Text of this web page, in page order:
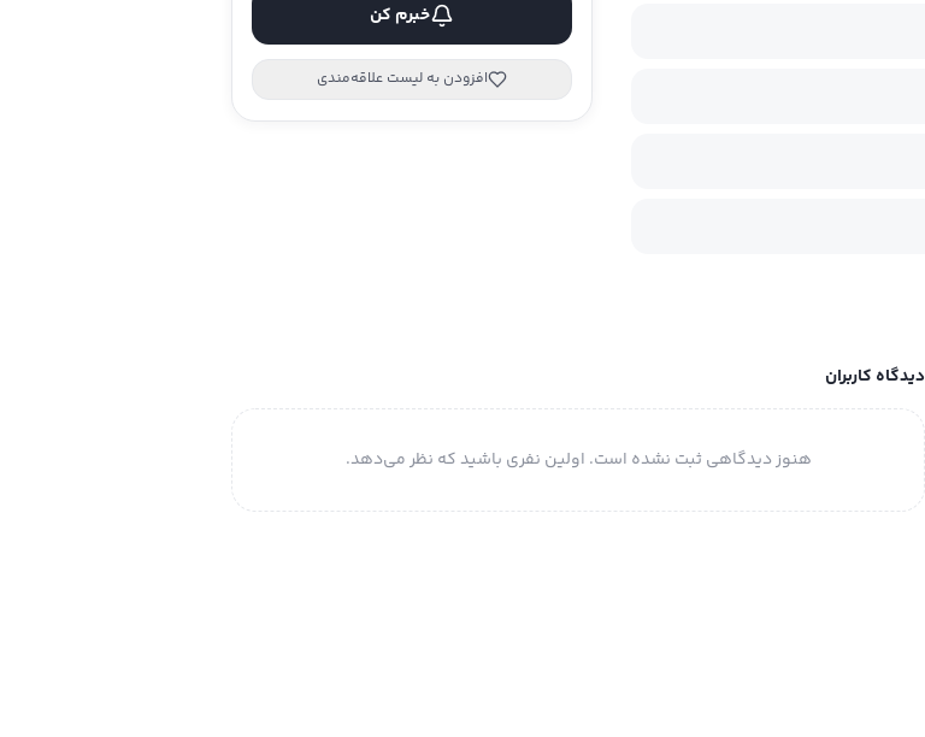
خبرم کن
افزودن به لیست علاقه‌مندی
دیدگاه کاربران
هنوز دیدگاهی ثبت نشده است. اولین نفری باشید که نظر می‌دهد.